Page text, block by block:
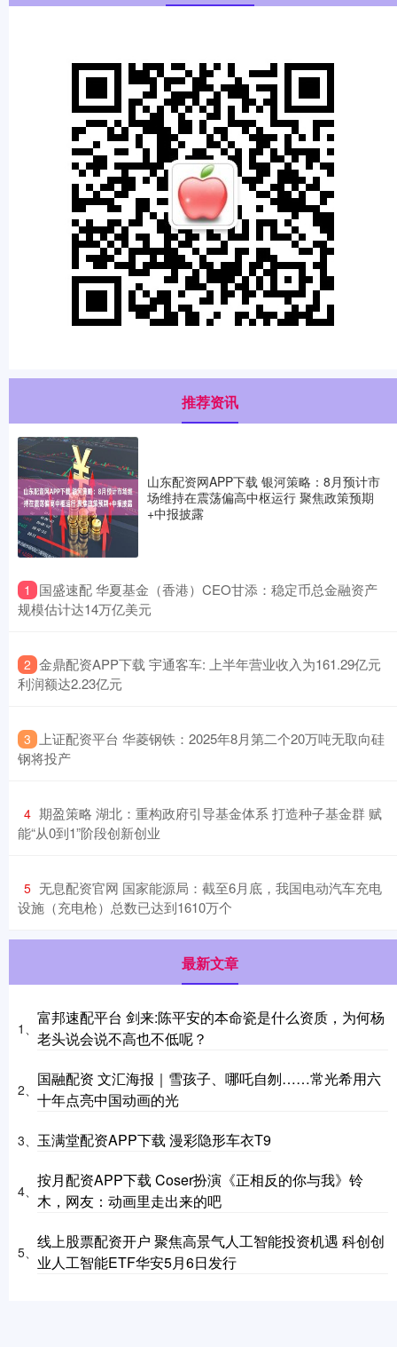
推荐资讯
山东配资网APP下载 银河策略：8月预计市
场维持在震荡偏高中枢运行 聚焦政策预期
+中报披露
1
​国盛速配 华夏基金（香港）CEO甘添：稳定币总金融资产
规模估计达14万亿美元
2 ​金鼎配资APP下载 宇通客车: 上半年营业收入为161.29亿元
利润额达2.23亿元
3 ​上证配资平台 华菱钢铁：2025年8月第二个20万吨无取向硅
钢将投产
4 ​期盈策略 湖北：重构政府引导基金体系 打造种子基金群 赋
能“从0到1”阶段创新创业
5 ​无息配资官网 国家能源局：截至6月底，我国电动汽车充电
设施（充电枪）总数已达到1610万个
最新文章
1、
富邦速配平台 剑来:陈平安的本命瓷是什么资质，为何杨
老头说会说不高也不低呢？
2、
国融配资 文汇海报｜雪孩子、哪吒自刎……常光希用六
十年点亮中国动画的光
3、 玉满堂配资APP下载 漫彩隐形车衣T9
4、
按月配资APP下载 Coser扮演《正相反的你与我》铃
木，网友：动画里走出来的吧
5、
线上股票配资开户 聚焦高景气人工智能投资机遇 科创创
业人工智能ETF华安5月6日发行